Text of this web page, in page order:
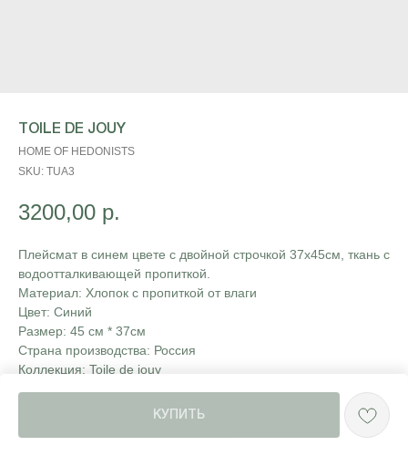
TOILE DE JOUY
HOME OF HEDONISTS
SKU: TUA3
3200,00 р.
КУПИТЬ
Плейсмат в синем цвете с двойной строчкой 37х45см, ткань с
водоотталкивающей пропиткой.
Материал: Хлопок с пропиткой от влаги
Цвет: Синий
Размер: 45 см * 37см
Страна производства: Россия
Коллекция: Toile de jouy